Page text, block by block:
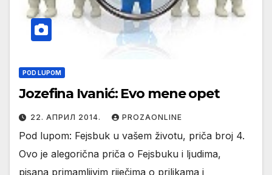
POD LUPOM
Jozefina Ivanić: Evo mene opet
22. АПРИЛ 2014. PROZAONLINE
Pod lupom: Fejsbuk u vašem životu, priča broj 4.
Ovo je alegorična priča o Fejsbuku i ljudima,
pisana primamljivim riječima o prilikama i